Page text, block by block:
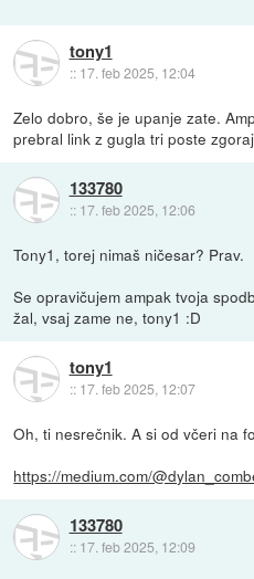
tony1
:: 17. feb 2025, 12:04
Zelo dobro, še je upanje zate.
prebral link z gugla tri poste
133780
:: 17. feb 2025, 12:06
Tony1, torej nimaš ničesar? Prav.
Se opravičujem ampak tvoja
žal, vsaj zame ne, tony1 :D
tony1
:: 17. feb 2025, 12:07
Oh, ti nesrečnik. A si od včeri na
https://medium.com/
133780
:: 17. feb 2025, 12:09